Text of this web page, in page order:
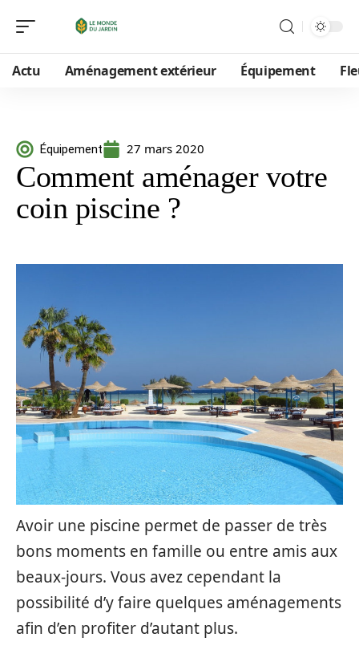
Actu Aménagement extérieur Équipement
Équipement 27 mars 2020
Comment aménager votre
coin piscine ?
Avoir une piscine permet de passer de très
bons moments en famille ou entre amis aux
beaux-jours. Vous avez cependant la
possibilité d’y faire quelques aménagements
afin d’en profiter d’autant plus.